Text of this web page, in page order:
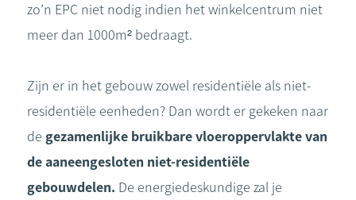
zo’n EPC niet nodig indien het winkelcentrum niet
meer dan 1000m² bedraagt.
Zijn er in het gebouw zowel residentiële als niet-
residentiële eenheden? Dan wordt er gekeken naar
de gezamenlijke bruikbare vloeroppervlakte van
de aaneengesloten niet-residentiële
gebouwdelen. De energiedeskundige zal je